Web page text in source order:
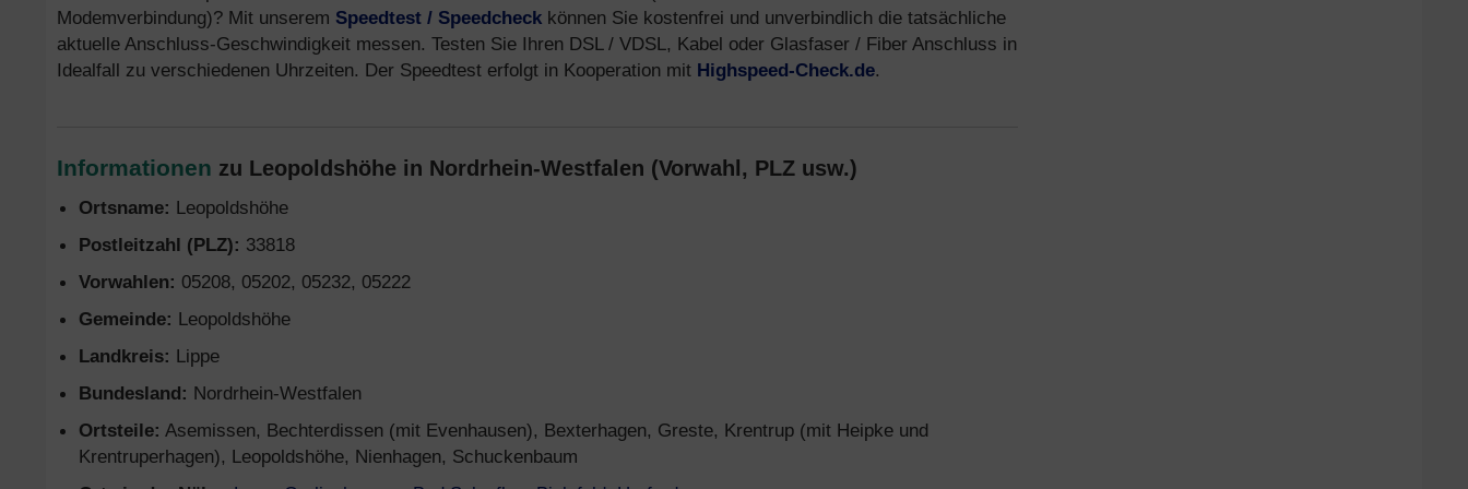
Modemverbindung)? Mit unserem Speedtest / Speedcheck können Sie kostenfrei und unverbindlich die tatsächliche
aktuelle Anschluss-Geschwindigkeit messen. Testen Sie Ihren DSL / VDSL, Kabel oder Glasfaser / Fiber Anschluss in
Idealfall zu verschiedenen Uhrzeiten. Der Speedtest erfolgt in Kooperation mit Highspeed-Check.de.
Informationen zu Leopoldshöhe in Nordrhein-Westfalen (Vorwahl, PLZ usw.)
Ortsname: Leopoldshöhe
Postleitzahl (PLZ): 33818
Vorwahlen: 05208, 05202, 05232, 05222
Gemeinde: Leopoldshöhe
Landkreis: Lippe
Bundesland: Nordrhein-Westfalen
Ortsteile: Asemissen, Bechterdissen (mit Evenhausen), Bexterhagen, Greste, Krentrup (mit Heipke und
Krentruperhagen), Leopoldshöhe, Nienhagen, Schuckenbaum